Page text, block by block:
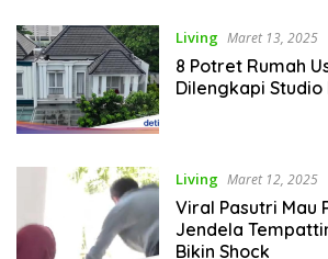
Living Maret 13, 2025
8 Potret Rumah
Dilengkapi Studio
Living Maret 12, 2025
Viral Pasutri Mau
Jendela
Bikin Shock